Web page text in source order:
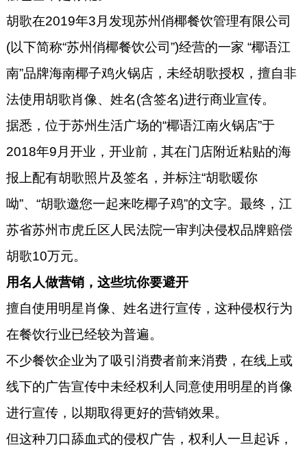
胡歌在2019年3月发现苏州俏椰餐饮管理有限公司
(以下简称“苏州俏椰餐饮公司”)经营的一家 “椰语江
南”品牌海南椰子鸡火锅店，未经胡歌授权，擅自非
法使用胡歌肖像、姓名(含签名)进行商业宣传。
据悉，位于苏州生活广场的“椰语江南火锅店”于
2018年9月开业，开业前，其在门店附近粘贴的海
报上配有胡歌照片及签名，并标注“胡歌暖你
呦”、“胡歌邀您一起来吃椰子鸡”的文字。最终，江
苏省苏州市虎丘区人民法院一审判决侵权品牌赔偿
胡歌10万元。
用名人做营销，这些坑你要避开
擅自使用明星肖像、姓名进行宣传，这种侵权行为
在餐饮行业已经较为普遍。
不少餐饮企业为了吸引消费者前来消费，在线上或
线下的广告宣传中未经权利人同意使用明星的肖像
进行宣传，以期取得更好的营销效果。
但这种刀口舔血式的侵权广告，权利人一旦起诉，